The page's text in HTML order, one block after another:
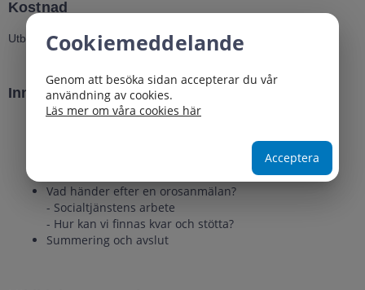
Kostnad
Utbildningen är kostnadsfri.
Innehåll
Vad händer efter en orosanmälan?
- Socialtjänstens arbete
- Hur kan vi finnas kvar och stötta?
Summering och avslut
Cookiemeddelande
Genom att besöka sidan accepterar du vår
användning av cookies.
Läs mer om våra cookies här
Acceptera